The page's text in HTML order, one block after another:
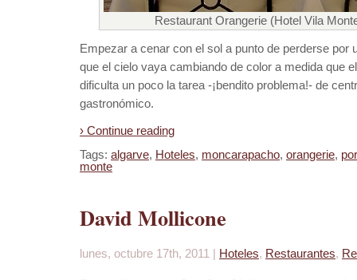
Restaurant Orangerie (Hotel Vila
Empezar a cenar con el sol a punto de perderse por
que el cielo vaya cambiando de color a medida que
dificulta un poco la tarea -¡bendito problema!- de
gastronómico.
› Continue reading
Tags: algarve, Hoteles, moncarapacho, orangerie,
monte
David Mollicone
lunes, octubre 17th, 2011 | Hoteles, Restaurantes,